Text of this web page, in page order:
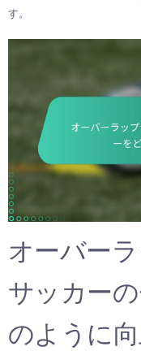
す。
オーバー
サッカー
のように